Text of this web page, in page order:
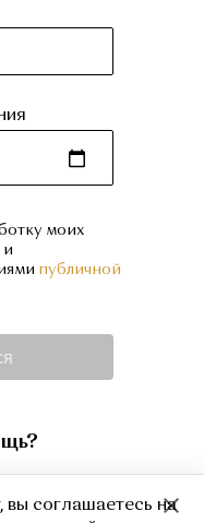
моих
и
публичной
вы соглашаетесь на